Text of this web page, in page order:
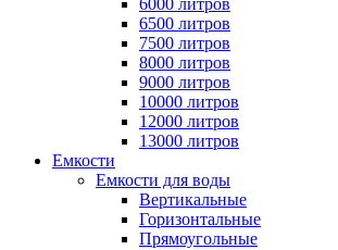
6000 литров
6500 литров
7500 литров
8000 литров
9000 литров
10000 литров
12000 литров
13000 литров
Емкости
Емкости для воды
Вертикальные
Горизонтальные
Прямоугольные